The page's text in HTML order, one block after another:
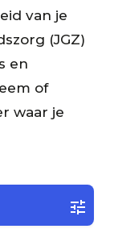
van je
(JGZ)
en
of
waar je